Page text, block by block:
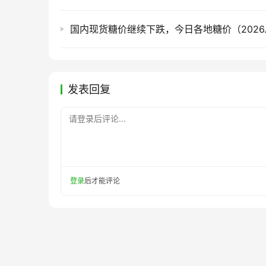
国内现货糖价继续下跌，今日各地糖价（
发表回复
请登录后评论...
登录后才能评论